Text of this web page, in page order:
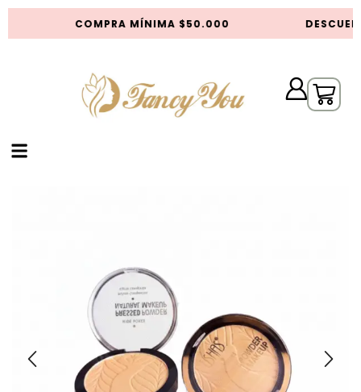
COMPRA MÍNIMA $50.000